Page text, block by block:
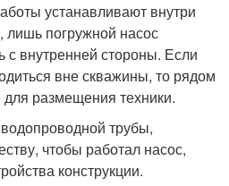
устанавливают внутри
лишь погружной насос
с внутренней стороны. Если
вне скважины, то рядом
размещения техники.
трубы,
чтобы работал насос,
конструкции.